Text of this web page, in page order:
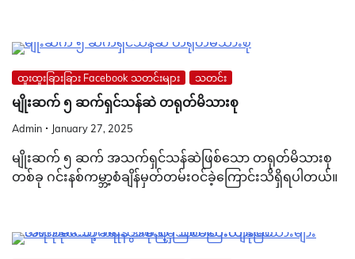
ထူးထူးခြားခြား Facebook သတင်းများ သတင်း
မျိုးဆက် ၅ ဆက်ရှင်သန်ဆဲ တရုတ်မိသားစု
Admin January 27, 2025
မျိုးဆက် ၅ ဆက် အသက်ရှင်သန်ဆဲဖြစ်သော တရုတ်မိသားစု
တစ်ခု ဂင်းနစ်ကမ္ဘာ့စံချိန်မှတ်တမ်းဝင်ခဲ့ကြောင်းသိရှိရပါတယ်။